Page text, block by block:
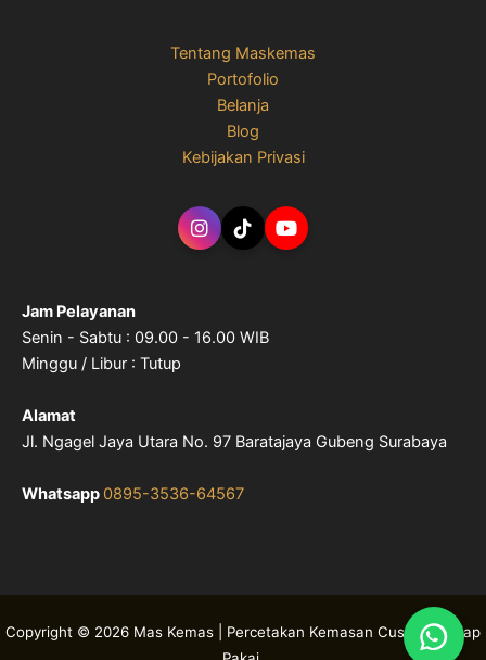
Tentang Maskemas
Portofolio
Belanja
Blog
Kebijakan Privasi
Jam Pelayanan
Senin - Sabtu : 09.00 - 16.00 WIB
Minggu / Libur : Tutup
Alamat
Jl. Ngagel Jaya Utara No. 97 Baratajaya Gubeng Surabaya
Whatsapp 0895-3536-64567
Copyright © 2026 Mas Kemas | Percetakan Kemasan Custom & Siap